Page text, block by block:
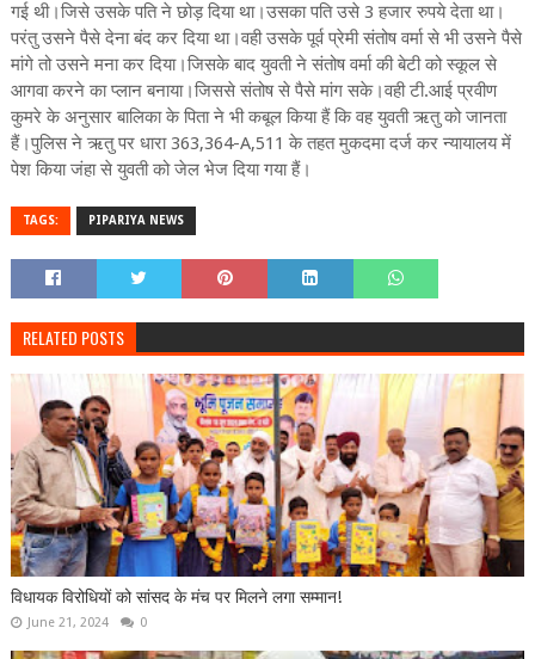
गई थी।जिसे उसके पति ने छोड़ दिया था।उसका पति उसे 3 हजार रुपये देता था।
परंतु उसने पैसे देना बंद कर दिया था।वही उसके पूर्व प्रेमी संतोष वर्मा से भी उसने पैसे
मांगे तो उसने मना कर दिया।जिसके बाद युवती ने संतोष वर्मा की बेटी को स्कूल से
आगवा करने का प्लान बनाया।जिससे संतोष से पैसे मांग सके।वही टी.आई प्रवीण
कुमरे के अनुसार बालिका के पिता ने भी कबूल किया हैं कि वह युवती ऋतु को जानता
हैं।पुलिस ने ऋतु पर धारा 363,364-A,511 के तहत मुकदमा दर्ज कर न्यायालय में
पेश किया जंहा से युवती को जेल भेज दिया गया हैं।
TAGS: PIPARIYA NEWS
RELATED POSTS
विधायक विरोधियों को सांसद के मंच पर मिलने लगा सम्मान!
June 21, 2024 0